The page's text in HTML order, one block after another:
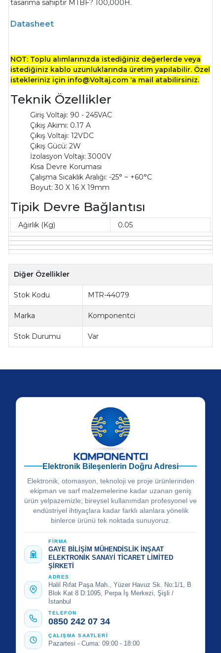
tasarıma sahiptir MTBF? 100,000H.
Datasheet
NOT: Toplu alımlarınızda istediğiniz değerlerde veya
istediğiniz kablo uzunluklarında üretim yapılabilir. Özel
istekleriniz için info@Voltaj.com ‘a mail atabilirsiniz.
Teknik Özellikler
Giriş Voltajı: 90 - 245VAC
Çıkış Akımı: 0.17 A
Çıkış Voltajı: 12VDC
Çıkış Gücü: 2W
İzolasyon Voltajı: 3000V
Kısa Devre Koruması
Çalışma Sıcaklık Aralığı: -25° ~ +60°C
Boyut:30 X 16 X 19mm
Tipik Devre Bağlantısı
Ağırlık (Kg) 0.05
Diğer Özellikler
Stok Kodu MTR-44079
Marka Komponentci
Stok Durumu Var
Elektronik Bileşenlerin Doğru Adresi
Elektronik, otomasyon, teknoloji ve proje ürünlerinden
ekipman ve sarf malzemelerine kadar uzanan geniş
ürün yelpazemizle; bireysel kullanımdan profesyonel ve
endüstriyel ihtiyaçlara kadar farklı alanlara yönelik
binlerce ürünü tek noktada sunuyoruz.
FİRMA
GAYE BİLİŞİM MÜHENDİSLİK İNŞAAT
ELEKTRONİK SANAYİ TİCARET LİMİTED
ŞİRKETİ
ADRES
Halil Rıfat Paşa Mah., Yüzer Havuz Sk. No:1/1, B
Blok Kat 8 D:1095, Perpa İş Merkezi, Şişli /
İstanbul
TELEFON
0850 242 07 34
ÇALIŞMA SAATLERİ
Pazartesi - Cuma: 09:00 - 18:00